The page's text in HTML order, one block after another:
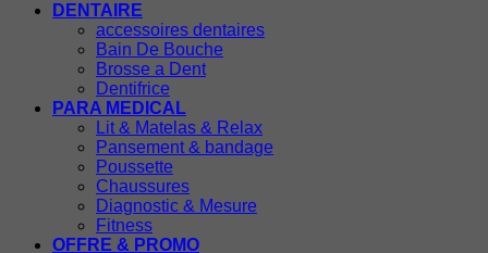
DENTAIRE
accessoires dentaires
Bain De Bouche
Brosse a Dent
Dentifrice
PARA MEDICAL
Lit & Matelas & Relax
Pansement & bandage
Poussette
Chaussures
Diagnostic & Mesure
Fitness
OFFRE & PROMO